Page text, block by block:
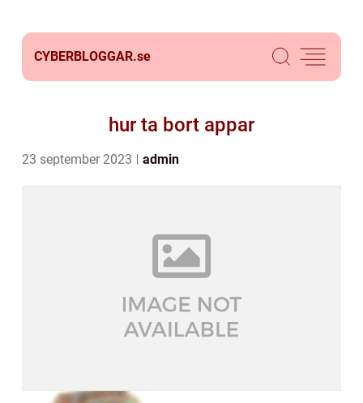
CYBERBLOGGAR.se
hur ta bort appar
23 september 2023 admin